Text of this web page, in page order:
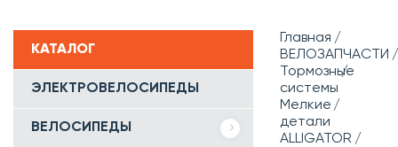
КАТАЛОГ
ЭЛЕКТРОВЕЛОСИПЕДЫ
ВЕЛОСИПЕДЫ
Главная
ВЕЛОЗАПЧАСТИ
Тормозные
системы
Мелкие
детали
ALLIGATOR